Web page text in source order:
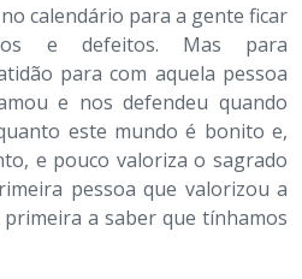
calendário para a gente ficar
e defeitos. Mas para
para com aquela pessoa
e nos defendeu quando
este mundo é bonito e,
e pouco valoriza o sagrado
pessoa que valorizou a
a saber que tínhamos